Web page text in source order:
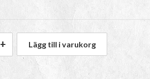
| 15204 Plum Melange mängd
+ Lägg till i varukorg